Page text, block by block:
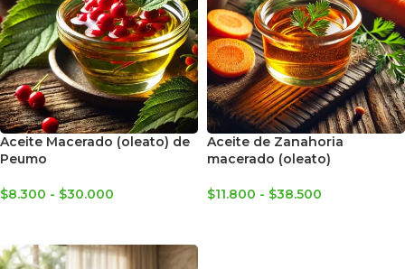
Aceite Macerado (oleato) de
Peumo
$8.300 - $30.000
Aceite de Zanahoria
macerado (oleato)
$11.800 - $38.500